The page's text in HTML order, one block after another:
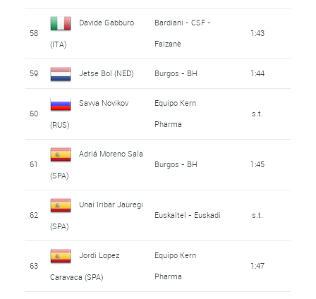
58
Davide Gabburo
(ITA)
Bardiani - CSF -
Faizanè
1:43
59 Jetse Bol (NED) Burgos - BH 1:44
60
Savva Novikov
(RUS)
Equipo Kern
Pharma
s.t.
61
Adriá Moreno Sala
(SPA)
Burgos - BH 1:45
62
Unai Iribar Jauregi
(SPA)
Euskaltel - Euskadi s.t.
63
Jordi Lopez
Caravaca (SPA)
Equipo Kern
Pharma
1:47